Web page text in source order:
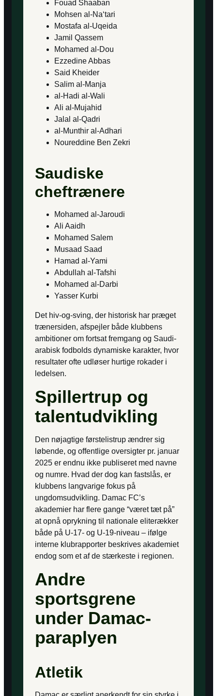
Fouad Shaaban
Mohsen al-Na‘tari
Mostafa al-Uqeida
Jamil Qassem
Mohamed al-Dou
Ezzedine Abbas
Said Kheider
Salim al-Manja
al-Hadi al-Wali
Ali al-Mujahid
Jalal al-Qadri
al-Munthir al-Adhari
Noureddine Ben Zekri
Saudiske
cheftrænere
Mohamed al-Jaroudi
Ali Aaidh
Mohamed Salem
Musaad Saad
Hamad al-Yami
Abdullah al-Tafshi
Mohamed al-Darbi
Yasser Kurbi
Det hiv-og-sving, der historisk har præget
trænersiden, afspejler både klubbens
ambitioner om fortsat fremgang og Saudi-
arabisk fodbolds dynamiske karakter, hvor
resultater ofte udløser hurtige rokader i
ledelsen.
Spillertrup og
talentudvikling
Den nøjagtige førstelistrup ændrer sig
løbende, og offentlige oversigter pr. januar
2025 er endnu ikke publiseret med navne
og numre. Hvad der dog kan fastslås, er
klubbens langvarige fokus på
ungdomsudvikling. Damac FC’s
akademier har flere gange “været tæt på”
at opnå oprykning til nationale eliterækker
både på U-17- og U-19-niveau – ifølge
interne klubrapporter beskrives akademiet
endog som et af de stærkeste i regionen.
Andre
sportsgrene
under Damac-
paraplyen
Atletik